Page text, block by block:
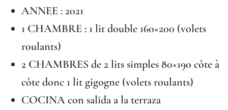
ANNEE : 2021
1 CHAMBRE : 1 lit double 160×200 (volets
roulants)
2 CHAMBRES de 2 lits simples 80×190 côte à
côte donc 1 lit gigogne (volets roulants)
COCINA con salida a la terraza